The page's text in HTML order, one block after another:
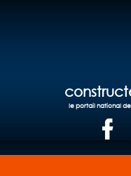
le portail national